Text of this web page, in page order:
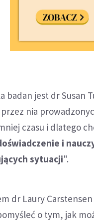
badan jest dr Susan
nia
czasu i dlatego
i
sytuacji".
dr Laury
o tym, jak